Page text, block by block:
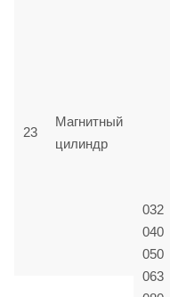
23
Магнитный
цилиндр
032
040
050
063